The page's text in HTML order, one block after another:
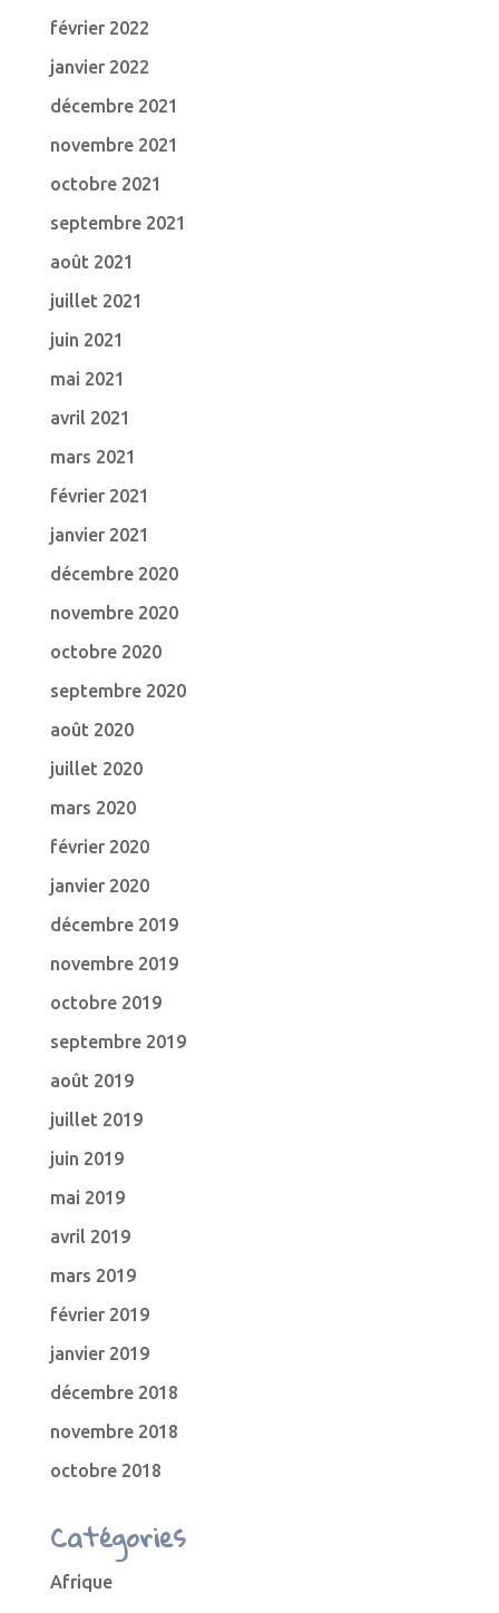
février 2022
janvier 2022
décembre 2021
novembre 2021
octobre 2021
septembre 2021
août 2021
juillet 2021
juin 2021
mai 2021
avril 2021
mars 2021
février 2021
janvier 2021
décembre 2020
novembre 2020
octobre 2020
septembre 2020
août 2020
juillet 2020
mars 2020
février 2020
janvier 2020
décembre 2019
novembre 2019
octobre 2019
septembre 2019
août 2019
juillet 2019
juin 2019
mai 2019
avril 2019
mars 2019
février 2019
janvier 2019
décembre 2018
novembre 2018
octobre 2018
Catégories
Afrique